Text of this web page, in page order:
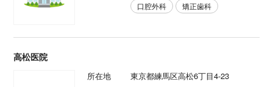
口腔外科
矯正歯科
高松医院
所在地
東京都練馬区高松6丁目4-23